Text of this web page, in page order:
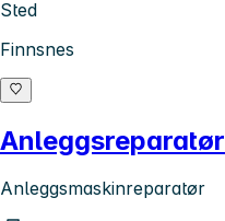
Sted
Finnsnes
Anleggsreparatør
Anleggsmaskinreparatør